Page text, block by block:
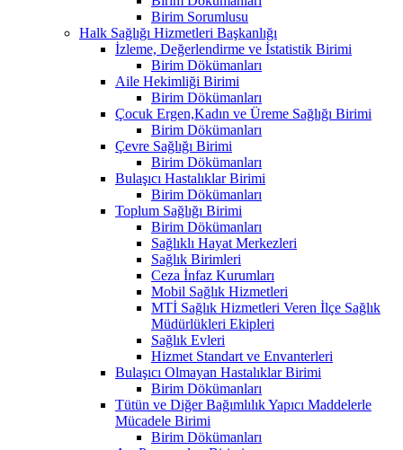
Birim Sorumlusu
Halk Sağlığı Hizmetleri Başkanlığı
İzleme, Değerlendirme ve İstatistik Birimi
Birim Dökümanları
Aile Hekimliği Birimi
Birim Dökümanları
Çocuk Ergen,Kadın ve Üreme Sağlığı Birimi
Birim Dökümanları
Çevre Sağlığı Birimi
Birim Dökümanları
Bulaşıcı Hastalıklar Birimi
Birim Dökümanları
Toplum Sağlığı Birimi
Birim Dökümanları
Sağlıklı Hayat Merkezleri
Sağlık Birimleri
Ceza İnfaz Kurumları
Mobil Sağlık Hizmetleri
MTİ Sağlık Hizmetleri Veren İlçe Sağlık
Müdürlükleri Ekipleri
Sağlık Evleri
Hizmet Standart ve Envanterleri
Bulaşıcı Olmayan Hastalıklar Birimi
Birim Dökümanları
Tütün ve Diğer Bağımlılık Yapıcı Maddelerle
Mücadele Birimi
Birim Dökümanları